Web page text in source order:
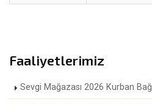
Faaliyetlerimiz
Sevgi Mağazası 2026 Kurban